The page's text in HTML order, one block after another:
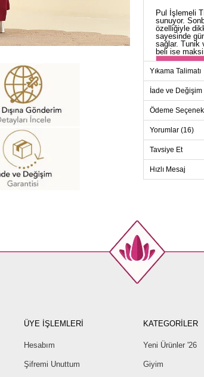
Pul İşlemeli
sunuyor.
özelliğiyle
sayesinde
sağlar. Tunik
beli ise
Yıkama Talimatı
İade ve Değişim
Ödeme
Yorumlar (16)
Tavsiye Et
Hızlı Mesaj
ÜYE İŞLEMLERİ
Hesabım
Şifremi Unuttum
KATEGORİLER
Yeni Ürünler '26
Giyim